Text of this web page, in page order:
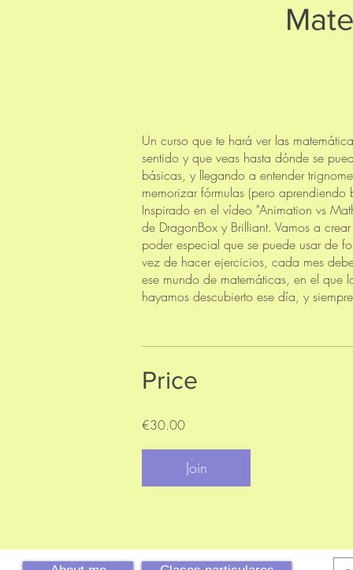
Un curso que te hará ver las
sentido y que veas hasta dónde se
básicas, y llegando a entender
memorizar fórmulas (pero aprendiendo
Inspirado en el vídeo "Animation vs
de DragonBox y Brilliant. Vamos a
poder especial que se puede usar de
vez de hacer ejercicios, cada mes
ese mundo de matemáticas, en el que
hayamos descubierto ese día, y
Price
€30.00
Join